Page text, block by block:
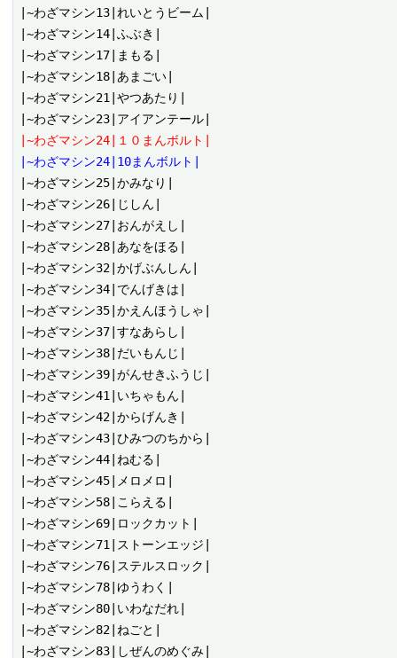
|~わざマシン13|れいとうビーム|
|~わざマシン14|ふぶき|
|~わざマシン17|まもる|
|~わざマシン18|あまごい|
|~わざマシン21|やつあたり|
|~わざマシン24|１０まんボルト|
|~わざマシン24|10まんボルト|
|~わざマシン25|かみなり|
|~わざマシン26|じしん|
|~わざマシン27|おんがえし|
|~わざマシン28|あなをほる|
|~わざマシン32|かげぶんしん|
|~わざマシン34|でんげきは|
|~わざマシン35|かえんほうしゃ|
|~わざマシン37|すなあらし|
|~わざマシン38|だいもんじ|
|~わざマシン39|がんせきふうじ|
|~わざマシン41|いちゃもん|
|~わざマシン42|からげんき|
|~わざマシン43|ひみつのちから|
|~わざマシン44|ねむる|
|~わざマシン45|メロメロ|
|~わざマシン58|こらえる|
|~わざマシン69|ロックカット|
|~わざマシン71|ストーンエッジ|
|~わざマシン76|ステルスロック|
|~わざマシン78|ゆうわく|
|~わざマシン80|いわなだれ|
|~わざマシン82|ねごと|
|~わざマシン83|しぜんのめぐみ|